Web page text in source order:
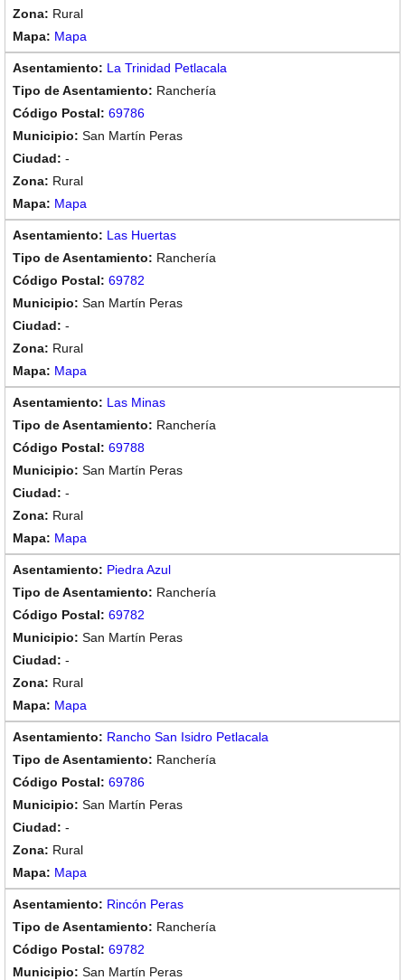
Rural
Mapa
La Trinidad Petlacala
Ranchería
69786
San Martín Peras
-
Rural
Mapa
Las Huertas
Ranchería
69782
San Martín Peras
-
Rural
Mapa
Las Minas
Ranchería
69788
San Martín Peras
-
Rural
Mapa
Piedra Azul
Ranchería
69782
San Martín Peras
-
Rural
Mapa
Rancho San Isidro Petlacala
Ranchería
69786
San Martín Peras
-
Rural
Mapa
Rincón Peras
Ranchería
69782
San Martín Peras